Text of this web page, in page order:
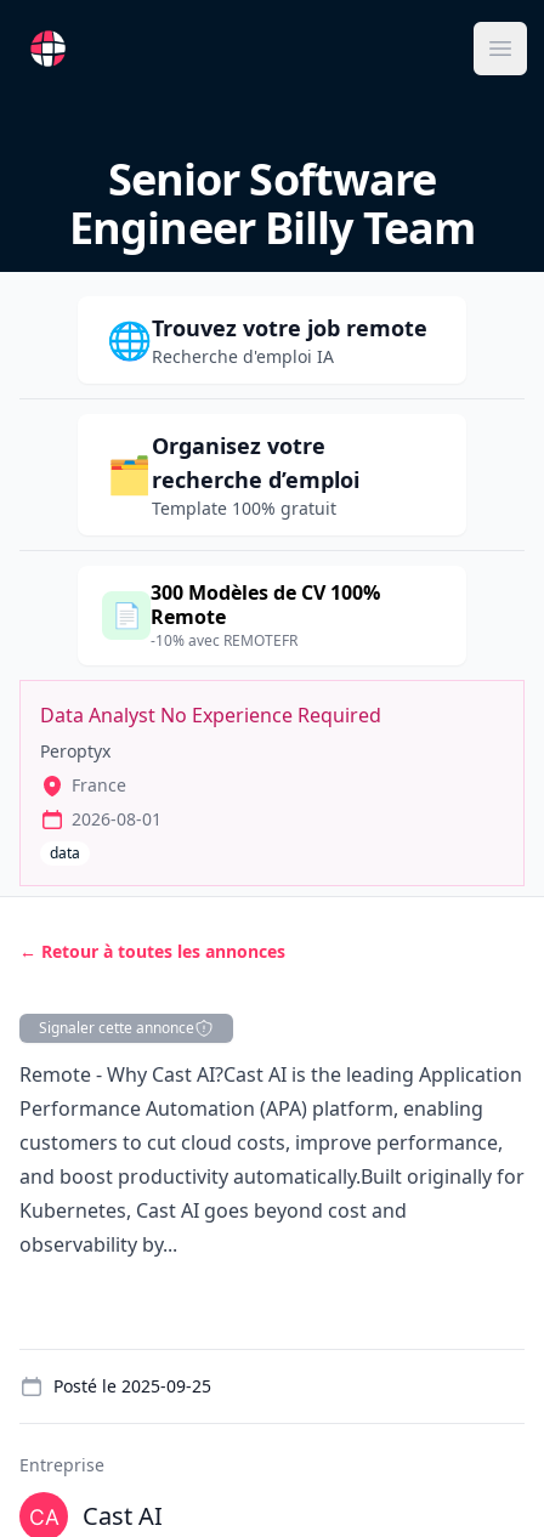
RemoteFR
Senior Software
Engineer Billy Team
🌐Trouvez votre job remote
Recherche d'emploi IA
🗂️
Organisez votre
recherche d’emploi
Template 100% gratuit
📄
300 Modèles de CV 100%
Remote
-10% avec REMOTEFR
Data Analyst No Experience Required
Peroptyx
France
2026-08-01
data
← Retour à toutes les annonces
Signaler cette annonce
Description
Remote - Why Cast AI?Cast AI is the leading Application
Performance Automation (APA) platform, enabling
customers to cut cloud costs, improve performance,
and boost productivity automatically.Built originally for
Kubernetes, Cast AI goes beyond cost and
observability by...
Posté le 2025-09-25
Entreprise
Cast AI